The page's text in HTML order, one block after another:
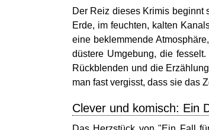
Der Reiz dieses Krimis beginnt
Erde, im feuchten, kalten
eine beklemmende
düstere Umgebung, die
Rückblenden und die
man fast vergisst, dass sie das
Clever und komisch: Ein